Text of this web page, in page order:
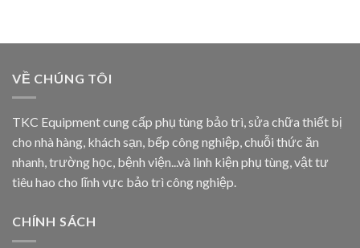
VỀ CHÚNG TÔI
TKC Equipment cung cấp phụ tùng bảo trì, sửa chữa thiết bị
cho nhà hàng, khách sạn, bếp công nghiệp, chuỗi thức ăn
nhanh, trường học, bệnh viện...và linh kiện phụ tùng, vật tư
tiêu hao cho lĩnh vực bảo trì công nghiệp.
CHÍNH SÁCH